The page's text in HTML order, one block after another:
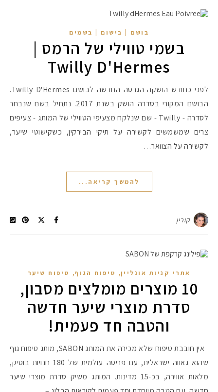
בושם | בישום | בשמים
בשמי טווילי של הרמס |
Twilly D'Hermes
לפני כחודש הושקה הגרסה החדשה לבושם Twilly D'Hermes.
הבושם המקורי בסדרה הושק בשנת 2017. נתחיל בשם שנבחר
לסדרה - Twilly - שם שנלקח מצעיפי הטווילי של המותג - צעיפים
צרים שמשמשים לקשירה על תיקי הבירקין, כשקישוטי שיער,
לקשירה על הצוואר…
להמשך קריאה...
קורין
אתרי קניות אונליין, טיפוח הגוף, טיפוח שיער
10 מוצרים מומלצים מסבון,
סדרת מוצרי שיער חדשה
והטבה חד פעמית!
אין חובבת טיפוח שלא מכירה את המותג SABON, מותג טיפוח גוף
שהוא גאווה ישראלית, עם פריסה עולמית של 180 חנויות בוטיק,
מלאות אווירה, בכ-15 מדינות. המותג משיק סדרת מוצרי שיער